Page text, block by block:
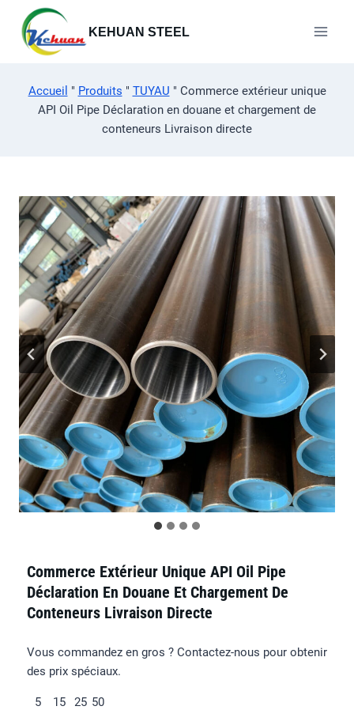
contenu
KEHUAN STEEL
Accueil " Produits " TUYAU " Commerce extérieur unique
API Oil Pipe Déclaration en douane et chargement de
conteneurs Livraison directe
Commerce Extérieur Unique API Oil Pipe
Déclaration En Douane Et Chargement De
Conteneurs Livraison Directe
Vous commandez en gros ? Contactez-nous pour obtenir
des prix spéciaux.
5 15 25 50